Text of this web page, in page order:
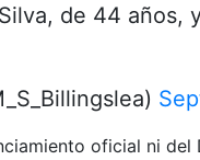
de 44 años,
oficial ni